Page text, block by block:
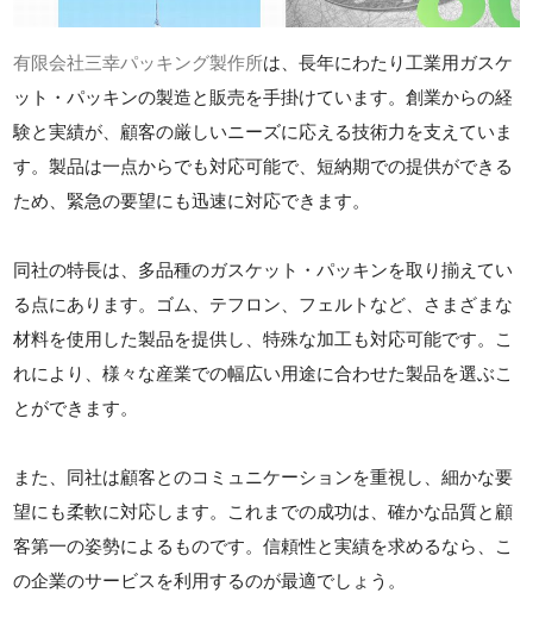
有限会社三幸パッキング製作所は、長年にわたり工業用ガスケ
ット・パッキンの製造と販売を手掛けています。創業からの経
験と実績が、顧客の厳しいニーズに応える技術力を支えていま
す。製品は一点からでも対応可能で、短納期での提供ができる
ため、緊急の要望にも迅速に対応できます。
同社の特長は、多品種のガスケット・パッキンを取り揃えてい
る点にあります。ゴム、テフロン、フェルトなど、さまざまな
材料を使用した製品を提供し、特殊な加工も対応可能です。こ
れにより、様々な産業での幅広い用途に合わせた製品を選ぶこ
とができます。
また、同社は顧客とのコミュニケーションを重視し、細かな要
望にも柔軟に対応します。これまでの成功は、確かな品質と顧
客第一の姿勢によるものです。信頼性と実績を求めるなら、こ
の企業のサービスを利用するのが最適でしょう。